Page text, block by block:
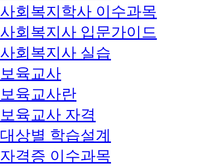
사회복지학사 이수과목
사회복지사 입문가이드
사회복지사 실습
보육교사
보육교사란
보육교사 자격
대상별 학습설계
자격증 이수과목